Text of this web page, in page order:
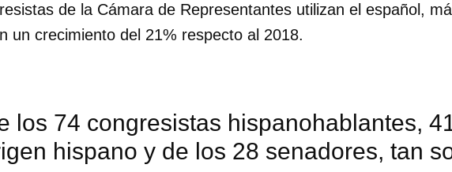
de la Cámara de Representantes utilizan el español,
un crecimiento del 21% respecto al 2018.
los 74 congresistas hispanohablantes,
hispano y de los 28 senadores, tan